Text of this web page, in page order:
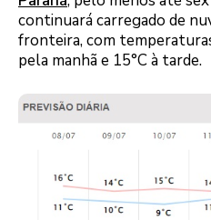
continuará carregado de
fronteira, com
pela manhã e 15°C à tarde.